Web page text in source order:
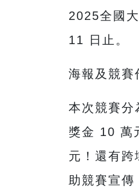
2025全國
11 日止。
海報及競
本次競賽分
獎金 10 萬
元！還有
助競賽宣傳